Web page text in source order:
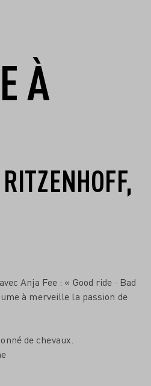
À
Anja Fee : « Good ride · Bad
à merveille la passion de
de chevaux.